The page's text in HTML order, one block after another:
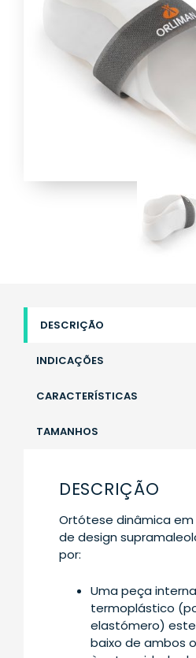
DESCRIÇÃO
INDICAÇÕES
CARACTERÍSTICAS
TAMANHOS
DESCRIÇÃO
Ortótese dinâmica
de design
por:
Uma peça
termoplástico
elastómero)
baixo de ambos